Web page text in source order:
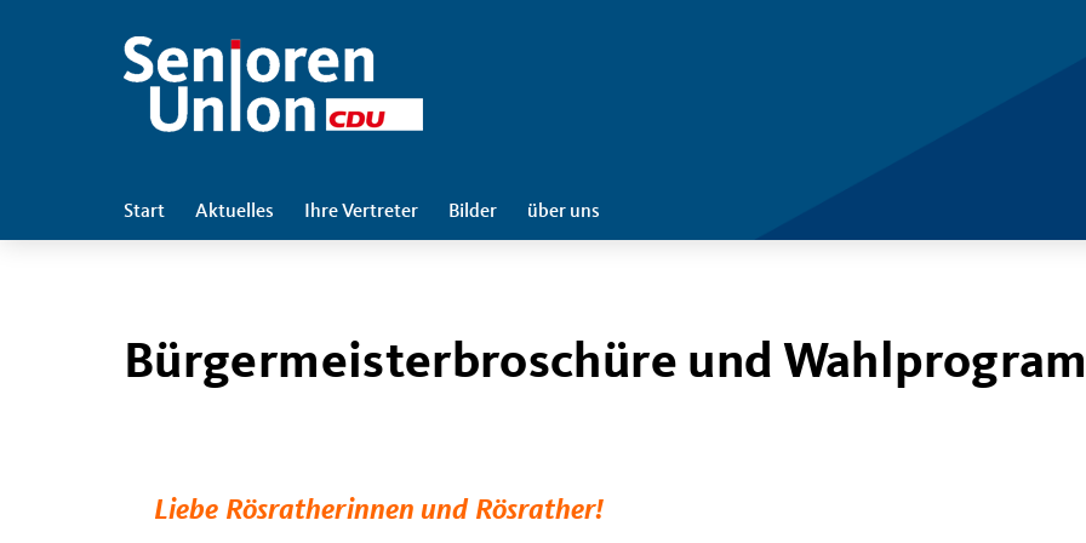
Start Aktuelles Ihre Vertreter Bilder über uns
Bürgermeisterbroschüre und
Liebe Rösratherinnen und Rösrather!